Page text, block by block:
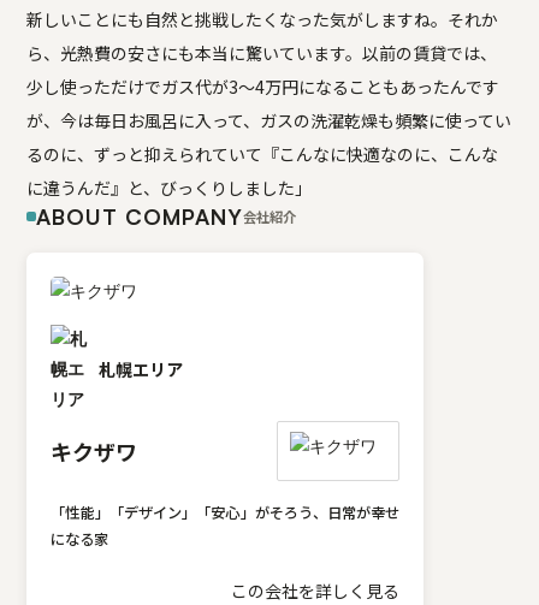
新しいことにも自然と挑戦したくなった気がしますね。それか
ら、光熱費の安さにも本当に驚いています。以前の賃貸では、
少し使っただけでガス代が3〜4万円になることもあったんです
が、今は毎日お風呂に入って、ガスの洗濯乾燥も頻繁に使ってい
るのに、ずっと抑えられていて『こんなに快適なのに、こんな
に違うんだ』と、びっくりしました」
ABOUT COMPANY会社紹介
札幌エリア
キクザワ
「性能」「デザイン」「安心」がそろう、日常が幸せ
になる家
この会社を詳しく見る